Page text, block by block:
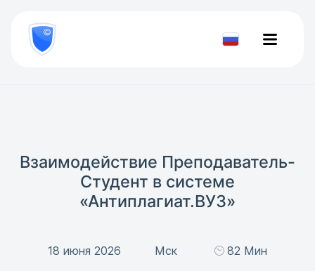
800
777-
81-Проверить
Взаимодействие Преподаватель-
Студент в системе
«Антиплагиат.ВУЗ»
18 июня 2026 Мск 82 Мин